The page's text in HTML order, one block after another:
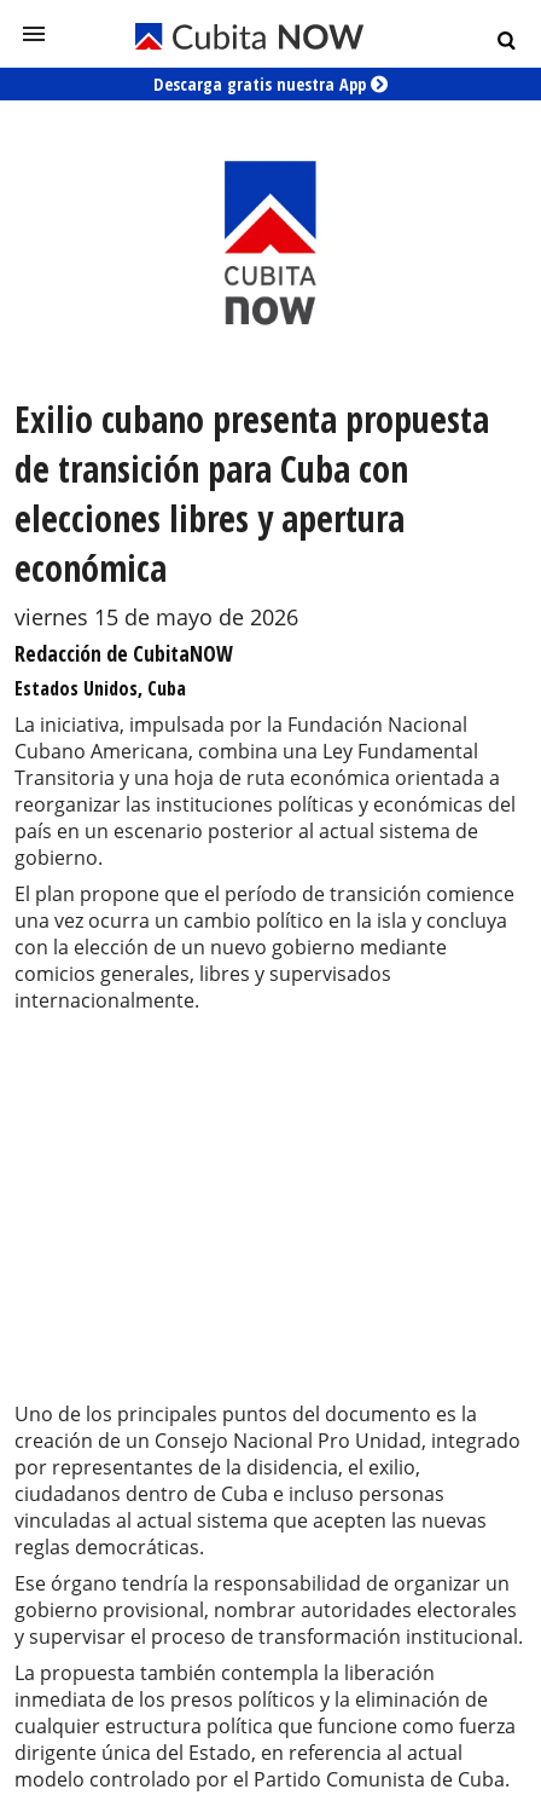
Descarga gratis nuestra App
Exilio cubano presenta propuesta
de transición para Cuba con
elecciones libres y apertura
económica
viernes 15 de mayo de 2026
Redacción de CubitaNOW
Estados Unidos, Cuba
La iniciativa, impulsada por la Fundación Nacional
Cubano Americana, combina una Ley Fundamental
Transitoria y una hoja de ruta económica orientada a
reorganizar las instituciones políticas y económicas del
país en un escenario posterior al actual sistema de
gobierno.
El plan propone que el período de transición comience
una vez ocurra un cambio político en la isla y concluya
con la elección de un nuevo gobierno mediante
comicios generales, libres y supervisados
internacionalmente.
Uno de los principales puntos del documento es la
creación de un Consejo Nacional Pro Unidad, integrado
por representantes de la disidencia, el exilio,
ciudadanos dentro de Cuba e incluso personas
vinculadas al actual sistema que acepten las nuevas
reglas democráticas.
Ese órgano tendría la responsabilidad de organizar un
gobierno provisional, nombrar autoridades electorales
y supervisar el proceso de transformación institucional.
La propuesta también contempla la liberación
inmediata de los presos políticos y la eliminación de
cualquier estructura política que funcione como fuerza
dirigente única del Estado, en referencia al actual
modelo controlado por el Partido Comunista de Cuba.